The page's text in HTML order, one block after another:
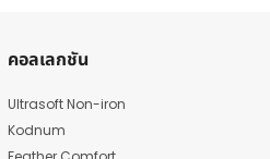
คอลเลกชัน
Ultrasoft Non-iron
Kodnum